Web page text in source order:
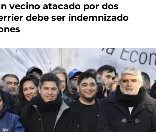
vecino atacado por dos
debe ser indemnizado